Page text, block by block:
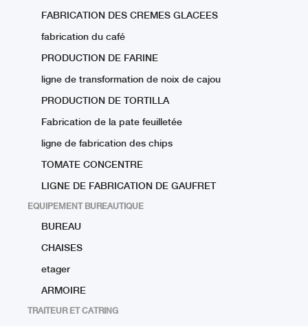
FABRICATION DES CREMES GLACEES
fabrication du café
PRODUCTION DE FARINE
ligne de transformation de noix de cajou
PRODUCTION DE TORTILLA
Fabrication de la pate feuilletée
ligne de fabrication des chips
TOMATE CONCENTRE
LIGNE DE FABRICATION DE GAUFRET
EQUIPEMENT BUREAUTIQUE
BUREAU
CHAISES
etager
ARMOIRE
TRAITEUR ET CATRING